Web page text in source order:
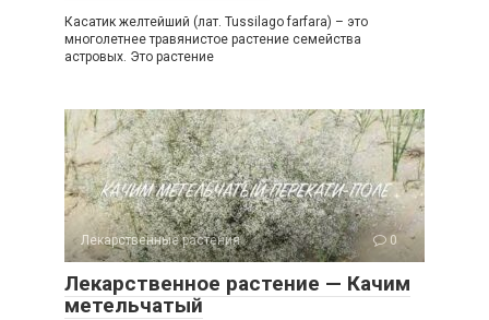
Касатик желтейший (лат. Tussilago farfara) – это
многолетнее травянистое растение семейства
астровых. Это растение
Лекарственные растения 0
Лекарственное растение — Качим
метельчатый